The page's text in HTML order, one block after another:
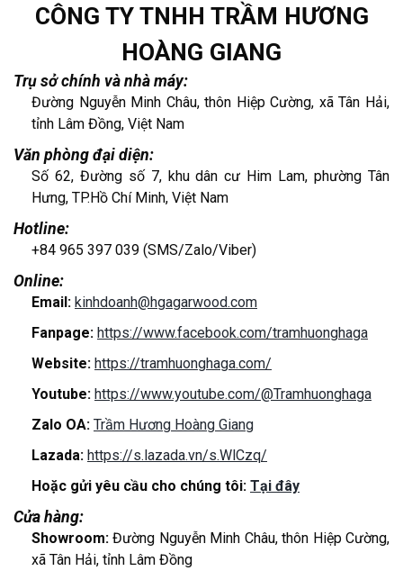
CÔNG TY TNHH TRẦM HƯƠNG
HOÀNG GIANG
Trụ sở chính và nhà máy:
Đường Nguyễn Minh Châu, thôn Hiệp Cường, xã Tân Hải,
tỉnh Lâm Đồng, Việt Nam
Văn phòng đại diện:
Số 62, Đường số 7, khu dân cư Him Lam, phường Tân
Hưng, TP.Hồ Chí Minh, Việt Nam
Hotline:
+84 965 397 039 (SMS/Zalo/Viber)
Online:
Email: kinhdoanh@hgagarwood.com
Fanpage: https://www.facebook.com/tramhuonghaga
Website: https://tramhuonghaga.com/
Youtube: https://www.youtube.com/@Tramhuonghaga
Zalo OA: Trầm Hương Hoàng Giang
Lazada: https://s.lazada.vn/s.WlCzq/
Hoặc gửi yêu cầu cho chúng tôi: Tại đây
Cửa hàng:
Showroom:Đường Nguyễn Minh Châu, thôn Hiệp Cường,
xã Tân Hải, tỉnh Lâm Đồng